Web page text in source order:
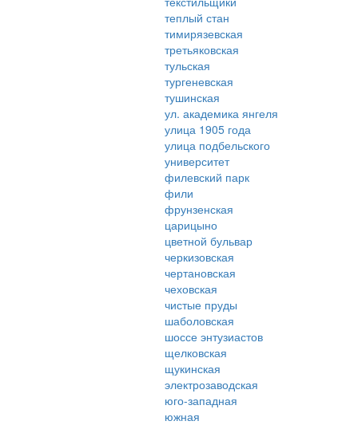
теплый стан
тимирязевская
третьяковская
тульская
тургеневская
тушинская
ул. академика янгеля
улица 1905 года
улица подбельского
университет
филевский парк
фили
фрунзенская
царицыно
цветной бульвар
черкизовская
чертановская
чеховская
чистые пруды
шаболовская
шоссе энтузиастов
щелковская
щукинская
электрозаводская
юго-западная
южная